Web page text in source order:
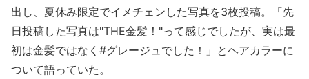
出し、夏休み限定でイメチェンした写真を3枚投稿。「先
日投稿した写真は"THE金髪！"って感じでしたが、実は最
初は金髪ではなく#グレージュでした！」とヘアカラーに
ついて語っていた。